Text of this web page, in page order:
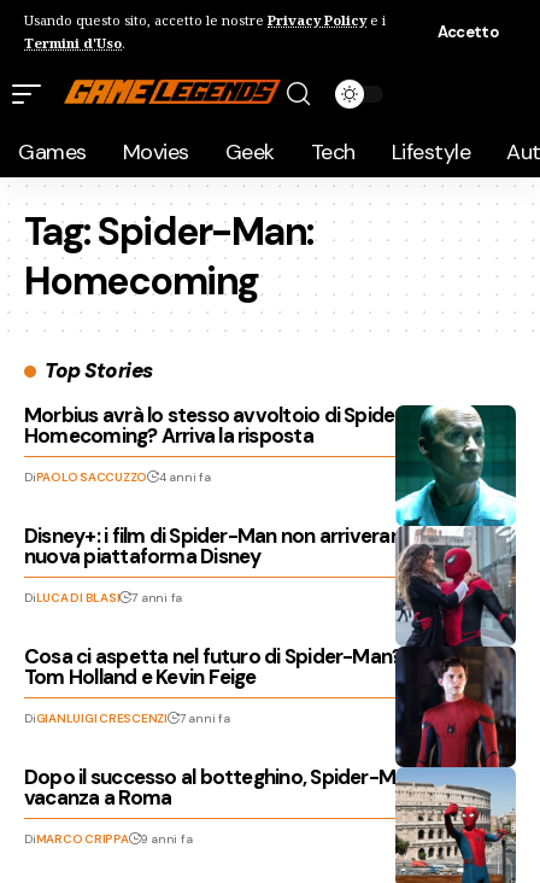
Usando questo sito, accetto le nostre Privacy Policye i
Termini d'Uso.
Accetto
Games Movies Geek Tech Lifestyle
Tag:Spider-Man:
Homecoming
Top Stories
Morbius avrà lo stesso avvoltoio di Spider-Man:
Homecoming? Arriva la risposta
DiPAOLO SACCUZZO 4 anni fa
Disney+: i film di Spider-Man non arriveranno sulla
nuova piattaforma Disney
DiLUCA DI BLASI 7 anni fa
Cosa ci aspetta nel futuro di Spider-Man? Parlano
Tom Holland e Kevin Feige
DiGIANLUIGI CRESCENZI 7 anni fa
Dopo il successo al botteghino, Spider-Man va in
vacanza a Roma
DiMARCO CRIPPA 9 anni fa